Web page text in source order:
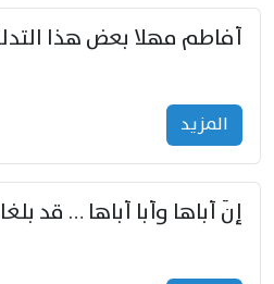
المزید
إنّ أباها وأبا أباها … قد